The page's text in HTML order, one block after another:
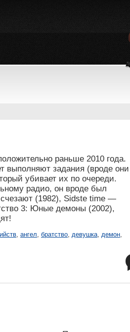
раньше 2010 года.
выполняют задания (вроде они
убивает их по очереди.
радио, он вроде был
(1982), Sidste time —
3: Юные демоны (2002),
, ангел, братство, девушка, демон,